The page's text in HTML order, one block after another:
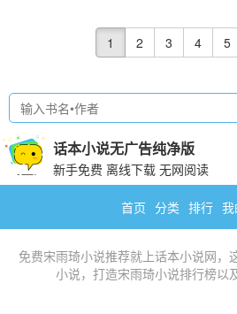
1 2 3 4 5
话本小说无广告纯净版
新手免费 离线下载 无网阅读
首页 分类 排行
免费宋雨琦小说推荐就上话本小说网，
小说，打造宋雨琦小说排行榜以